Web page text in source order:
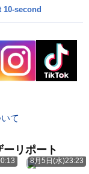
10-second
て
リポート
8月5日(水)23:23